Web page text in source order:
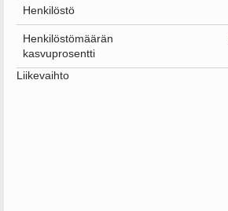
Henkilöstö
Henkilöstömäärän
kasvuprosentti
Liikevaihto